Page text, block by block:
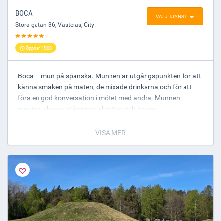
VÄLJ TJÄNST
BOCA
Stora gatan 36, Västerås, City
Öppnar 15:00
Boca – mun på spanska. Munnen är utgångspunkten för att
känna smaken på maten, de mixade drinkarna och för att
föra en god konversation i mötet med andra. Munnen
smakar, skapar stämning, skrattar och kysser.
Boca.
bli serverad till bordet.
Öppettider
Måndag: stängt
Tisdag: stängt
VISA MER